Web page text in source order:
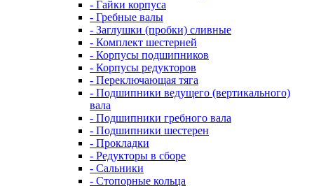
- Гайки корпуса
- Гребные валы
- Заглушки (пробки) сливные
- Комплект шестерней
- Корпусы подшипников
- Корпусы редукторов
- Переключающая тяга
- Подшипники ведущего (вертикального)
вала
- Подшипники гребного вала
- Подшипники шестерен
- Прокладки
- Редукторы в сборе
- Сальники
- Стопорные кольца